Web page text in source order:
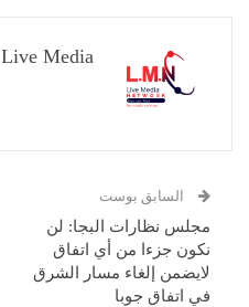
Live Media
السابق بوست
مجلس نظارات البجا: لن
نكون جزءا من أي اتفاق
لايضمن إلغاء مسار الشرق
في اتفاق جوبا